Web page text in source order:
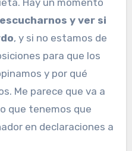
y ver si
, y si no estamos de
para que los
y por qué
Me parece que va a
que tenemos que
en declaraciones a